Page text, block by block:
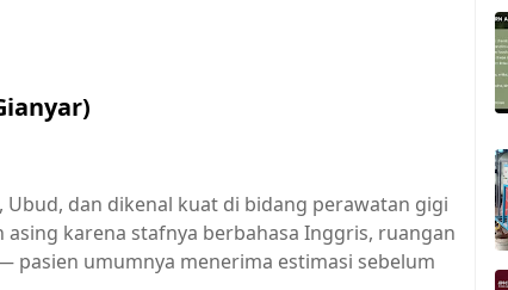
dan dikenal kuat di bidang perawatan gigi
karena stafnya berbahasa Inggris, ruangan
pasien umumnya menerima estimasi sebelum